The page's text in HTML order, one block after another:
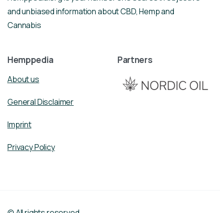
and unbiased information about CBD, Hemp and
Cannabis
Hemppedia
About us
General Disclaimer
Imprint
Privacy Policy
Partners